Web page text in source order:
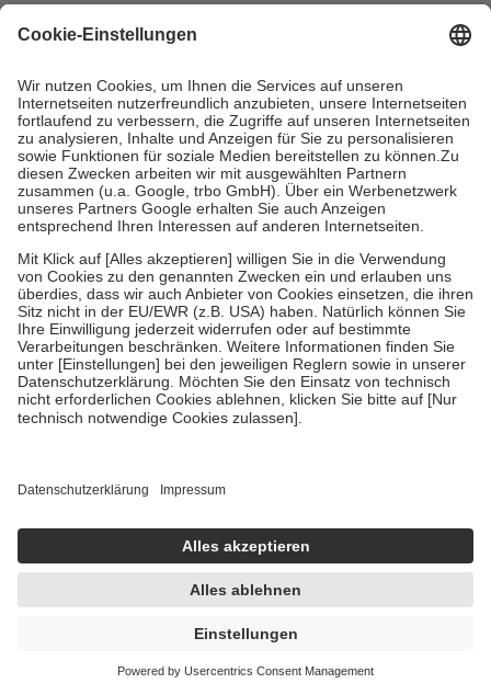
-23%
6,17 €
42,32 € / 1 kg
sofort lieferbar
In den Warenkorb
Kaugummi
-14% UVP: 19,39 €